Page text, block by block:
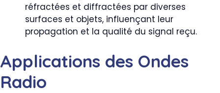
réfractées et diffractées par diverses
surfaces et objets, influençant leur
propagation et la qualité du signal reçu.
Applications des Ondes
Radio